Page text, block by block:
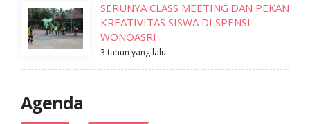
SERUNYA CLASS MEETING DAN PEKAN
KREATIVITAS SISWA DI SPENSI
WONOASRI
3 tahun yang lalu
Agenda